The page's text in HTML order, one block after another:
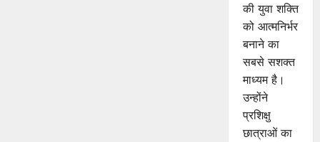
की युवा शक्ति
को आत्मनिर्भर
बनाने का
सबसे सशक्त
माध्यम है।
उन्होंने
प्रशिक्षु
छात्राओं का